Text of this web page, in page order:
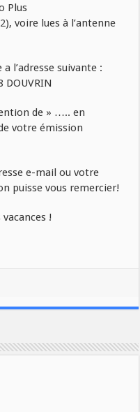
Plus
), voire lues à l’antenne
l’adresse suivante :
DOUVRIN
de » ….. en
votre émission
e-mail ou votre
puisse vous remercier!
!